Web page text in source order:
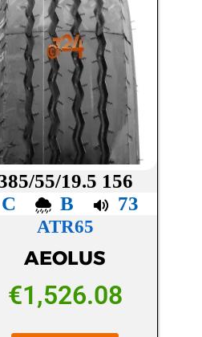
55/19.5 156
C
B 73
ATR65
AEOLUS
€1,526.08